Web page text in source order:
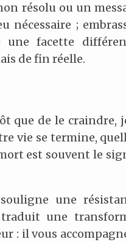
résolu ou un
nécessaire ;
une facette
de fin réelle.
que de le craindre,
vie se termine,
est souvent le
une
une
: il vous